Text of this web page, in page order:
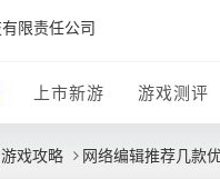
上市新游 游戏测评
游戏攻略 网络编辑推荐几款